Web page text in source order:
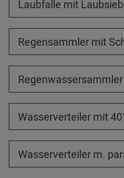
Laubfalle mit Laubsieb
Regensammler mit
Wasserverteiler mit
Wasserverteiler m.